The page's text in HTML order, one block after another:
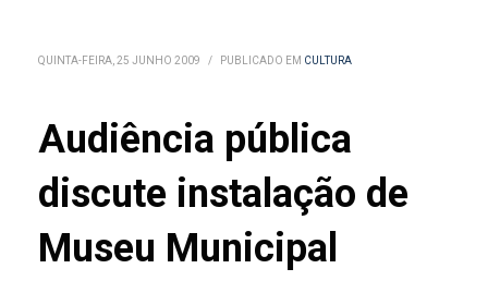
QUINTA-FEIRA, 25 JUNHO 2009 / PUBLICADO EM CULTURA
Audiência pública
discute instalação de
Museu Municipal